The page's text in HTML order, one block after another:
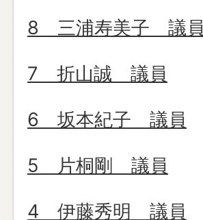
8 三浦寿美子 議員
7 折山誠 議員
6 坂本紀子 議員
5 片桐剛 議員
4 伊藤秀明 議員